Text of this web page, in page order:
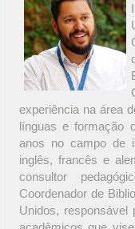
experiência na área
línguas e formação
anos no campo de
inglês, francês e
consultor
Coordenador de
Unidos, responsável